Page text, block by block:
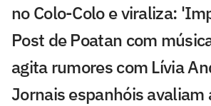
no Colo-Colo e viraliza:
Post de Poatan com
agita rumores com Lívia
Jornais espanhóis avaliam